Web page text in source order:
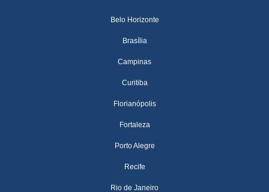
Belo Horizonte
Brasília
Campinas
Curitiba
Florianópolis
Fortaleza
Porto Alegre
Recife
Rio de Janeiro